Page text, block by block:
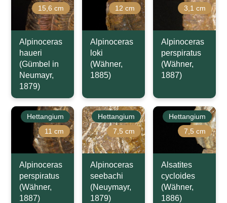
15,6 cm
Alpinoceras
haueri
(Gümbel in
Neumayr,
1879)
12 cm
Alpinoceras
loki
(Wähner,
1885)
3,1 cm
Alpinoceras
perspiratus
(Wähner,
1887)
Hettangium
11 cm
Alpinoceras
perspiratus
(Wähner,
1887)
Hettangium
7,5 cm
Alpinoceras
seebachi
(Neuymayr,
1879)
Hettangium
7,5 cm
Alsatites
cycloides
(Wähner,
1886)